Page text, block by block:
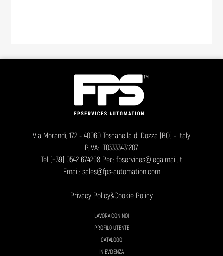
Via Morandi, 172 - 40060 Toscanella di Dozza (BO) - Italy
P.IVA: IT03333431207
Tel (+39) 0542 674298 Pec: fpservices@legalmail.it
Email: sales@fps-automation.com
Privacy Policy&Cookie Policy
LAVORA CON NOI
PROFILO UTENTE
CATALOGO
IN EVIDENZA